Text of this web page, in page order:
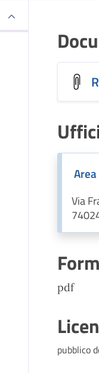
Area
Via
pdf
pubblico